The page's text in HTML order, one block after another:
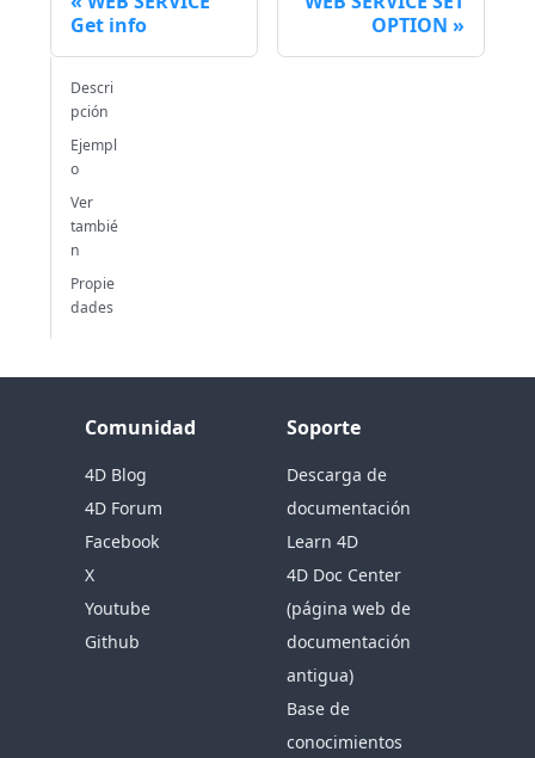
Get info
OPTION
Descri
pción
Ejempl
o
Ver
tambié
n
Propie
dades
Comunidad
4D Blog
4D Forum
Facebook
X
Youtube
Github
Soporte
Descarga de
documentación
Learn 4D
4D Doc Center
(página web de
documentación
antigua)
Base de
conocimientos